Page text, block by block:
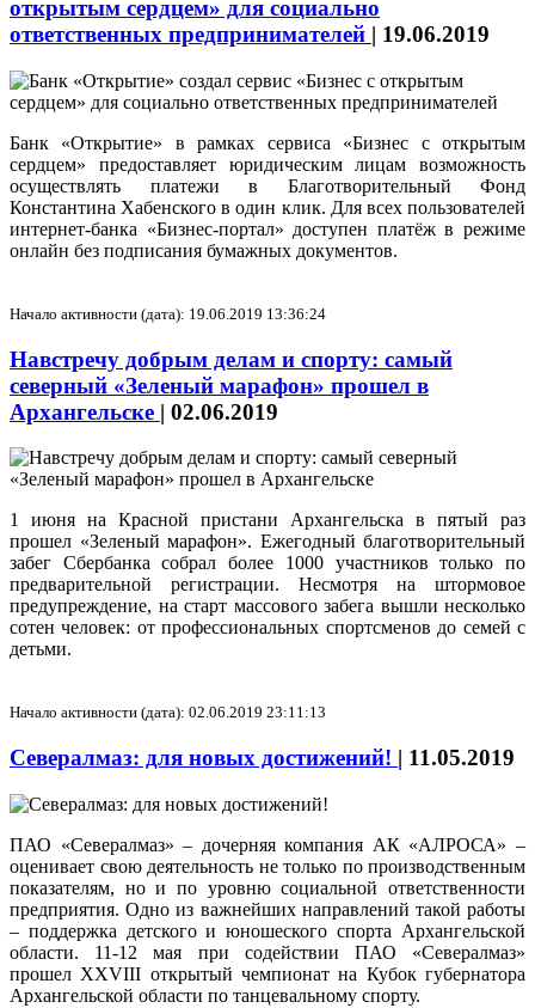
открытым сердцем» для социально
ответственных предпринимателей | 19.06.2019
Банк «Открытие» в рамках сервиса «Бизнес с открытым
сердцем» предоставляет юридическим лицам возможность
осуществлять платежи в Благотворительный Фонд
Константина Хабенского в один клик. Для всех пользователей
интернет-банка «Бизнес-портал» доступен платёж в режиме
онлайн без подписания бумажных документов.
Начало активности (дата): 19.06.2019 13:36:24
Навстречу добрым делам и спорту: самый
северный «Зеленый марафон» прошел в
Архангельске | 02.06.2019
1 июня на Красной пристани Архангельска в пятый раз
прошел «Зеленый марафон». Ежегодный благотворительный
забег Сбербанка собрал более 1000 участников только по
предварительной регистрации. Несмотря на штормовое
предупреждение, на старт массового забега вышли несколько
сотен человек: от профессиональных спортсменов до семей с
детьми.
Начало активности (дата): 02.06.2019 23:11:13
Севералмаз: для новых достижений! | 11.05.2019
ПАО «Севералмаз» – дочерняя компания АК «АЛРОСА» –
оценивает свою деятельность не только по производственным
показателям, но и по уровню социальной ответственности
предприятия. Одно из важнейших направлений такой работы
– поддержка детского и юношеского спорта Архангельской
области. 11-12 мая при содействии ПАО «Севералмаз»
прошел XXVIII открытый чемпионат на Кубок губернатора
Архангельской области по танцевальному спорту.